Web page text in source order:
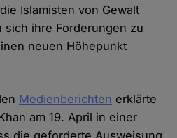
Islamisten von Gewalt
sich ihre Forderungen zu
neuen Höhepunkt
Medienberichten erklärte
am 19. April in einer